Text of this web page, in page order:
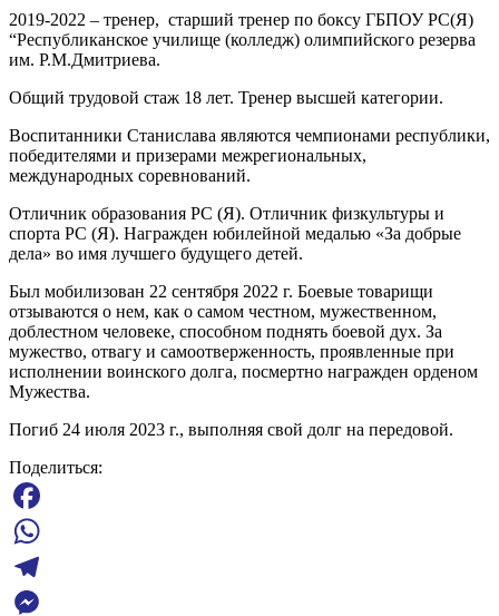
2019-2022 – тренер, старший тренер по боксу ГБПОУ РС(Я)
“Республиканское училище (колледж) олимпийского резерва
им. Р.М.Дмитриева.
Общий трудовой стаж 18 лет. Тренер высшей категории.
Воспитанники Станислава являются чемпионами республики,
победителями и призерами межрегиональных,
международных соревнований.
Отличник образования РС (Я). Отличник физкультуры и
спорта РС (Я). Награжден юбилейной медалью «За добрые
дела» во имя лучшего будущего детей.
Был мобилизован 22 сентября 2022 г. Боевые товарищи
отзываются о нем, как о самом честном, мужественном,
доблестном человеке, способном поднять боевой дух. За
мужество, отвагу и самоотверженность, проявленные при
исполнении воинского долга, посмертно награжден орденом
Мужества.
Погиб 24 июля 2023 г., выполняя свой долг на передовой.
Поделиться:
Facebook
WhatsApp
Telegram